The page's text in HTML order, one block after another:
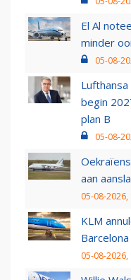
El Al
minder
05-08-
begin
plan B
05-08-
aan
05-08-2026,
KLM
05-08-2026,